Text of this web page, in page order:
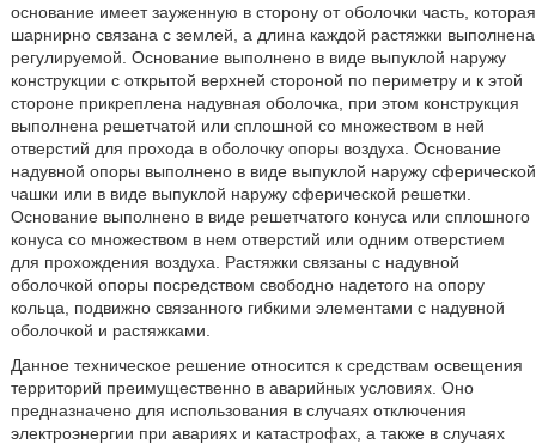
основание имеет зауженную в сторону от оболочки часть, которая
шарнирно связана с землей, а длина каждой растяжки выполнена
регулируемой. Основание выполнено в виде выпуклой наружу
конструкции с открытой верхней стороной по периметру и к этой
стороне прикреплена надувная оболочка, при этом конструкция
выполнена решетчатой или сплошной со множеством в ней
отверстий для прохода в оболочку опоры воздуха. Основание
надувной опоры выполнено в виде выпуклой наружу сферической
чашки или в виде выпуклой наружу сферической решетки.
Основание выполнено в виде решетчатого конуса или сплошного
конуса со множеством в нем отверстий или одним отверстием
для прохождения воздуха. Растяжки связаны с надувной
оболочкой опоры посредством свободно надетого на опору
кольца, подвижно связанного гибкими элементами с надувной
оболочкой и растяжками.
Данное техническое решение относится к средствам освещения
территорий преимущественно в аварийных условиях. Оно
предназначено для использования в случаях отключения
электроэнергии при авариях и катастрофах, а также в случаях